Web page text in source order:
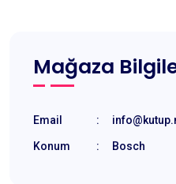
Mağaza
Email :
Konum : Bosch